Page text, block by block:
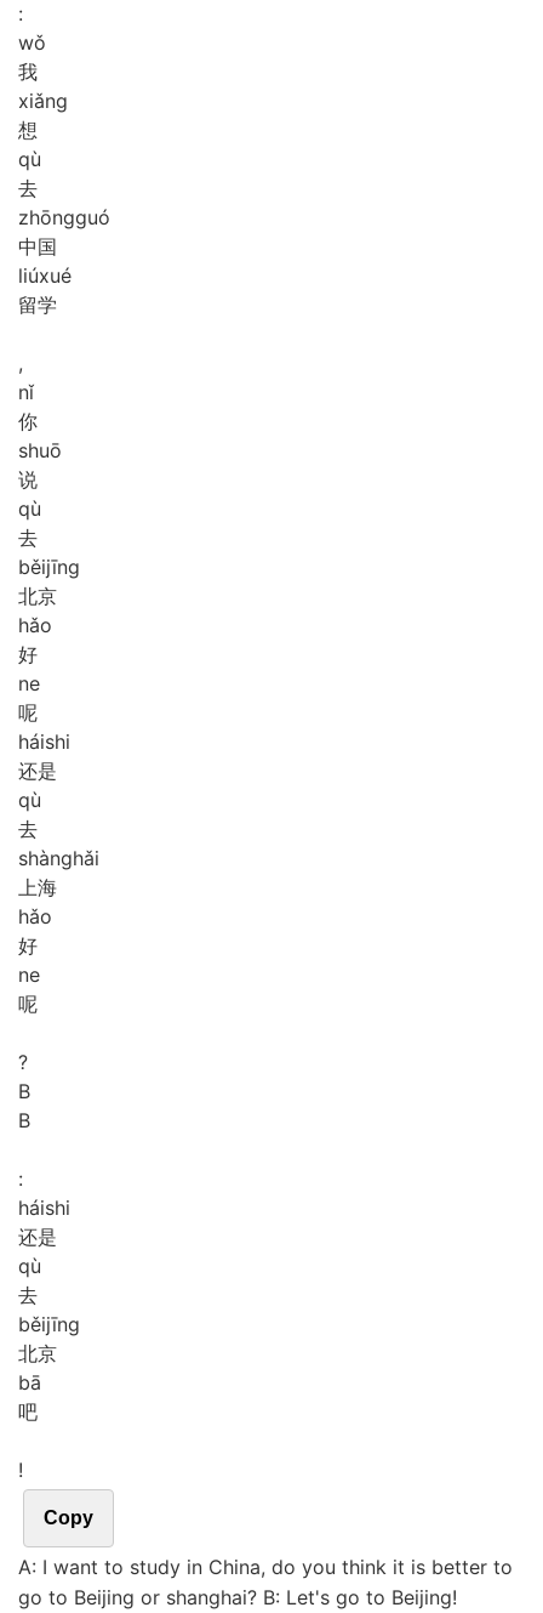
:
wǒ
我
xiǎng
想
qù
去
zhōngguó
中国
liúxué
留学
,
nǐ
你
shuō
说
qù
去
běijīng
北京
hǎo
好
ne
呢
háishi
还是
qù
去
shànghǎi
上海
hǎo
好
ne
呢
?
B
B
:
háishi
还是
qù
去
běijīng
北京
bā
吧
!
Copy
A: I want to study in China, do you think it is better to
go to Beijing or shanghai? B: Let's go to Beijing!